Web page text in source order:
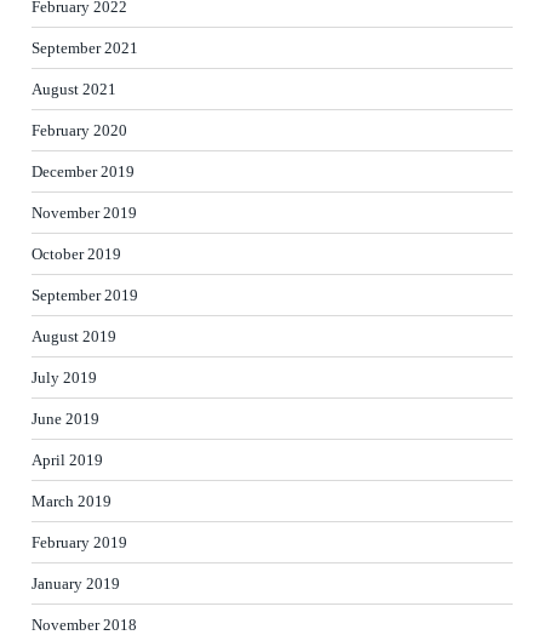
February 2022
September 2021
August 2021
February 2020
December 2019
November 2019
October 2019
September 2019
August 2019
July 2019
June 2019
April 2019
March 2019
February 2019
January 2019
November 2018